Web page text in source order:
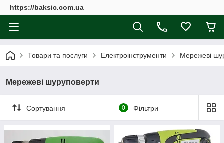
https://baksic.com.ua
Товари та послуги Електроінструменти Мережеві
Мережеві шуруповерти
Сортування 0 Фільтри